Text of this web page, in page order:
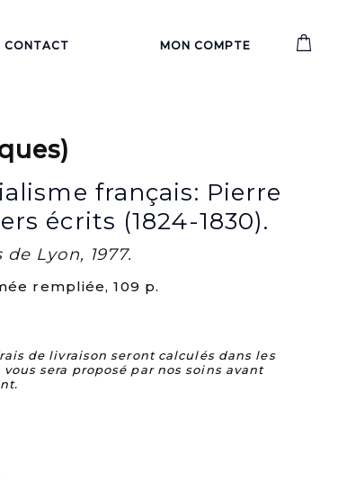
CONTACT MON COMPTE
français: Pierre
écrits (1824-1830).
Lyon, 1977.
rempliée, 109 p.
de livraison seront calculés dans les
sera proposé par nos soins avant